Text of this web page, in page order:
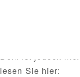
Dem ist jedoch
lesen Sie hier: